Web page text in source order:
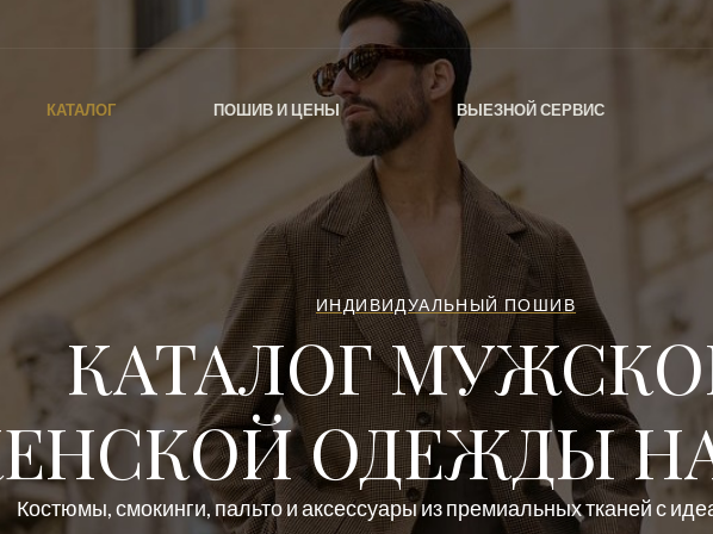
КАТАЛОГ ПОШИВ И ЦЕНЫ ВЫЕЗНОЙ СЕРВИС
ИНДИВИДУАЛЬНЫЙ ПОШИВ
КАТАЛОГ
ОДЕЖДЫ
Костюмы, смокинги, пальто и аксессуары из премиальных тканей с